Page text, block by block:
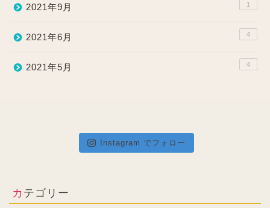
2021年9月 1
2021年6月 4
2021年5月 4
Instagram でフォロー
カテゴリー